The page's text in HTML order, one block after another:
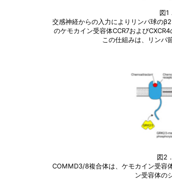
図1
交感神経からの入力によりリンパ球の
のケモカイン受容体CCR7および
この仕組みは、リンパ
図2
COMMD3/8複合体は、ケモカイン受容
ン受容体の